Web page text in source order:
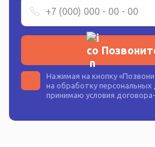
Нажимая на кнопку «
на обработку персональных
принимаю условия